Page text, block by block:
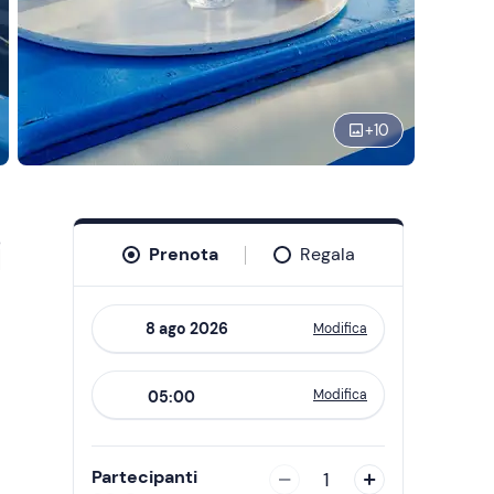
+10
Prenota Regala
forward
to
interact
with
Modifica
05:00 Modifica
Partecipanti 1